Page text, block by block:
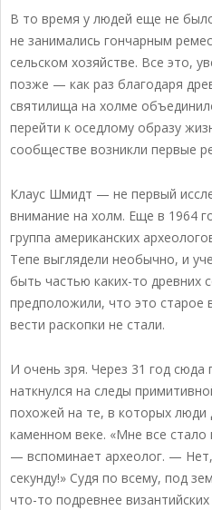
В то время у людей еще не
не занимались гончарным
сельском хозяйстве. Все это,
позже — как раз благодаря
святилища на холме
перейти к оседлому образу
сообществе возникли первые
Клаус Шмидт — не первый
внимание на холм. Еще в 1964
группа американских
Тепе выглядели необычно, и
быть частью каких-то древних
предположили, что это старое
вести раскопки не стали.
И очень зря. Через 31 год
наткнулся на следы
похожей на те, в которых
каменном веке. «Мне все
— вспоминает археолог. —
секунду!» Судя по всему, под
что-то подревнее